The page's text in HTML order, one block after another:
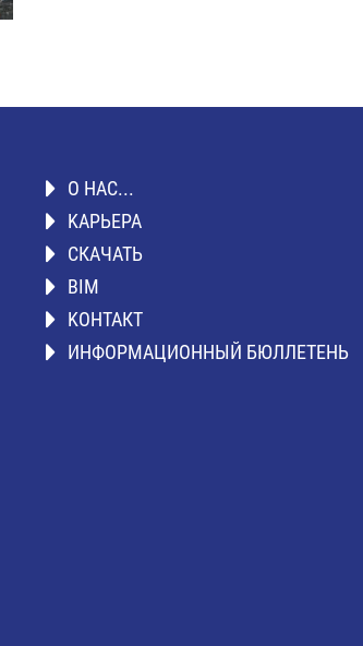
О НАС...
KАРЬЕРА
СКАЧАТЬ
BIM
KОНТАКТ
ИНФОРМАЦИОННЫЙ БЮЛЛЕТЕНЬ